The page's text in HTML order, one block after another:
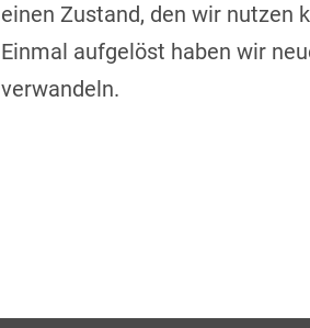
einen Zustand, den wir nutzen
Einmal aufgelöst haben wir
verwandeln.